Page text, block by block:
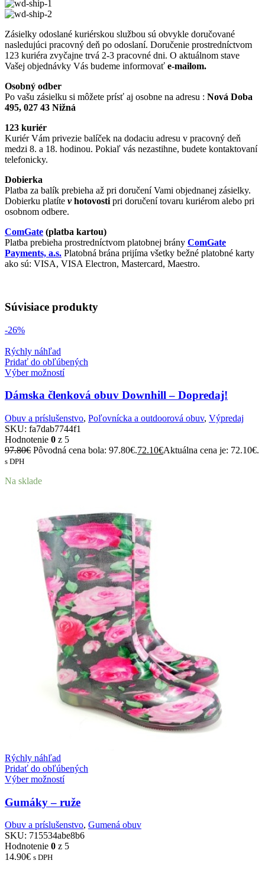
Zásielky odoslané kuriérskou službou sú obvykle doručované
nasledujúci pracovný deň po odoslaní. Doručenie prostredníctvom
123 kuriéra zvyčajne trvá 2-3 pracovné dni. O aktuálnom stave
Vašej objednávky Vás budeme informovať e-mailom.
Osobný odber
Po vašu zásielku si môžete prísť aj osobne na adresu : Nová Doba
495, 027 43 Nižná
123 kuriér
Kuriér Vám privezie balíček na dodaciu adresu v pracovný deň
medzi 8. a 18. hodinou. Pokiaľ vás nezastihne, budete kontaktovaní
telefonicky.
Dobierka
Platba za balík prebieha až pri doručení Vami objednanej zásielky.
Dobierku platíte vhotovosti pri doručení tovaru kuriérom alebo pri
osobnom odbere.
ComGate (platba kartou)
Platba prebieha prostredníctvom platobnej brány ComGate
Payments, a.s. Platobná brána prijíma všetky bežné platobné karty
ako sú: VISA, VISA Electron, Mastercard, Maestro.
Súvisiace produkty
-26%
Rýchly náhľad
Pridať do obľúbených
Výber možností
Dámska členková obuv Downhill – Dopredaj!
Obuv a príslušenstvo, Poľovnícka a outdoorová obuv, Výpredaj
SKU: fa7dab7744f1
Hodnotenie 0 z 5
97.80€ Pôvodná cena bola: 97.80€.72.10€Aktuálna cena je: 72.10€.
s DPH
Na sklade
Rýchly náhľad
Pridať do obľúbených
Výber možností
Gumáky – ruže
Obuv a príslušenstvo, Gumená obuv
SKU: 715534abe8b6
Hodnotenie 0 z 5
14.90€ s DPH